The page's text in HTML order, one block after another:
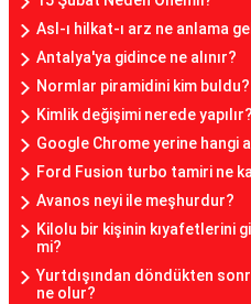
Asl-ı hilkat-ı arz ne anlama
Antalya'ya gidince ne alınır?
Normlar piramidini kim buldu?
Kimlik değişimi nerede yapılır?
Google Chrome yerine hangi
Ford Fusion turbo tamiri ne
Avanos neyi ile meşhurdur?
Kilolu bir kişinin kıyafetlerini
mi?
Yurtdışından döndükten
ne olur?